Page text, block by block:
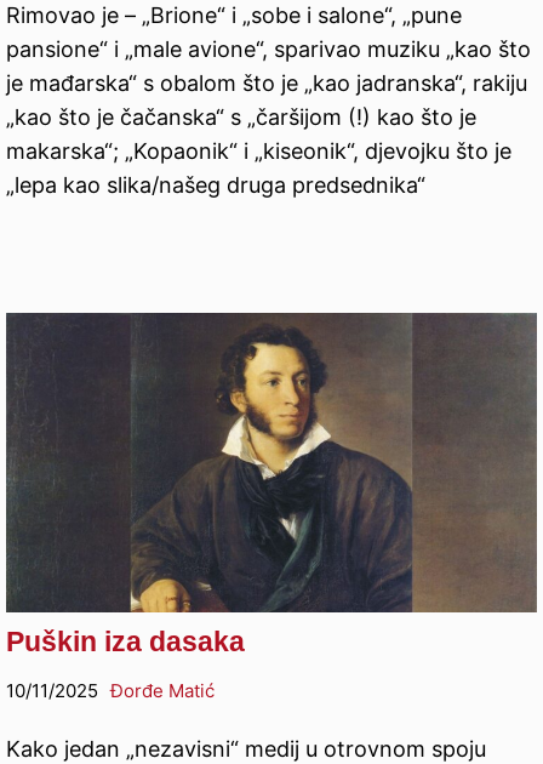
Rimovao je – „Brione“ i „sobe i salone“, „pune
pansione“ i „male avione“, sparivao muziku „kao što
je mađarska“ s obalom što je „kao jadranska“, rakiju
„kao što je čačanska“ s „čaršijom (!) kao što je
makarska“; „Kopaonik“ i „kiseonik“, djevojku što je
„lepa kao slika/našeg druga predsednika“
Puškin iza dasaka
10/11/2025 Đorđe Matić
Kako jedan „nezavisni“ medij u otrovnom spoju